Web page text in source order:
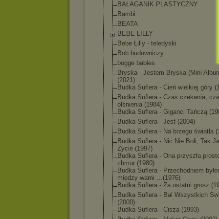
BAŁAGANIK PLASTYCZNY
Bambi
BEATA
BEBE LILLY
Bebe Lilly - teledyski
Bob budowniczy
bogge babies
Bryska - Jestem Bryska (Mini
(2021)
Budka Suflera - Cień wielkiej góry
Budka Suflera - Czas czekania,
olśnienia (1984)
Budka Suflera - Giganci Tańczą
Budka Suflera - Jest (2004)
Budka Suflera - Na brzegu światła
Budka Suflera - Nic Nie Boli, Tak
Zycie (1997)
Budka Suflera - Ona przyszła
chmur (1980)
Budka Suflera - Przechodniem
między wami …(1976)
Budka Suflera - Za ostatni grosz
Budka Suflera - Bal Wszystkich
(2000)
Budka Suflera - Cisza (1993)